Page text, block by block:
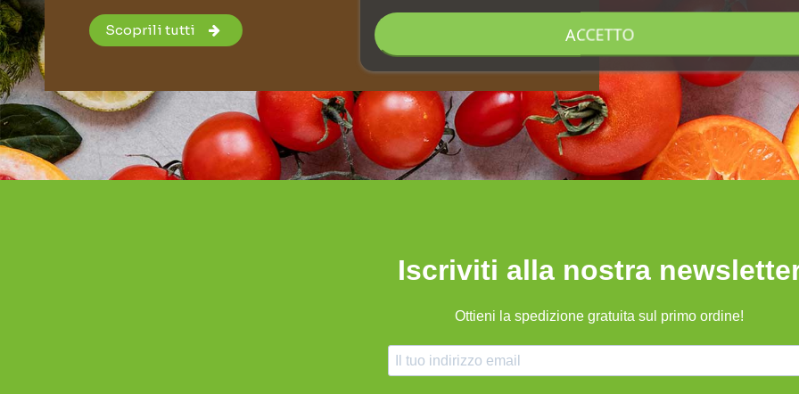
Scoprili tutti
Iscriviti alla nostra
Ottieni la spedizione gratuita sul primo ordine!
ACCETTO